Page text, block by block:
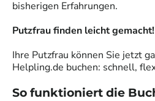
bisherigen Erfahrungen.
Putzfrau finden leicht gemacht!
Ihre Putzfrau können Sie jetzt
Helpling.de buchen: schnell,
So funktioniert die